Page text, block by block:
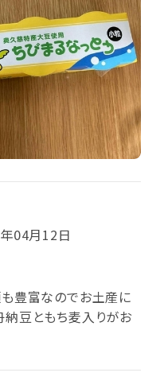
04月12日
も豊富なのでお土産に
納豆ともち麦入りがお